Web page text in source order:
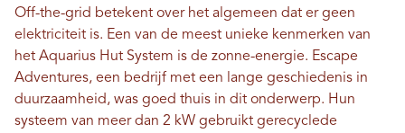
Off-the-grid betekent over het algemeen dat er geen
elektriciteit is. Een van de meest unieke kenmerken van
het Aquarius Hut System is de zonne-energie. Escape
Adventures, een bedrijf met een lange geschiedenis in
duurzaamheid, was goed thuis in dit onderwerp. Hun
systeem van meer dan 2 kW gebruikt gerecyclede